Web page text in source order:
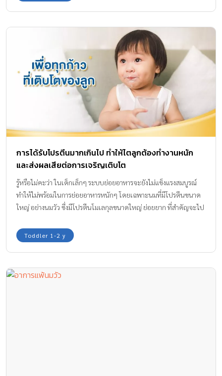
โดยเฉพาะในเด็กเล็ก ที่มักมีอาการไม่สบายท้องหลังจากดื่มนม
การได้รับโปรตีนมากเกินไป ทำให้ไตลูกต้องทำงานหนัก
และส่งผลเสียต่อการเจริญเติบโต
รู้หรือไม่คะว่า ในเด็กเล็กๆ ระบบย่อยอาหารจะยังไม่แข็งแรงสมบูรณ์
ทำให้ไม่พร้อมในการย่อยอาหารหนักๆ โดยเฉพาะนมที่มีโปรตีนขนาด
ใหญ่ อย่างนมวัว ซึ่งมีโปรตีนโมเลกุลขนาดใหญ่ ย่อยยาก ที่สำคัญจะไป
Toddler 1-2 y